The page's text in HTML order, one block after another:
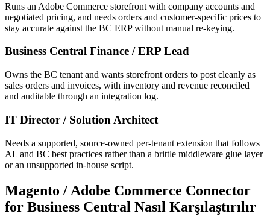
Runs an Adobe Commerce storefront with company accounts and
negotiated pricing, and needs orders and customer-specific prices to
stay accurate against the BC ERP without manual re-keying.
Business Central Finance / ERP Lead
Owns the BC tenant and wants storefront orders to post cleanly as
sales orders and invoices, with inventory and revenue reconciled
and auditable through an integration log.
IT Director / Solution Architect
Needs a supported, source-owned per-tenant extension that follows
AL and BC best practices rather than a brittle middleware glue layer
or an unsupported in-house script.
Magento / Adobe Commerce Connector
for Business Central Nasıl Karşılaştırılır